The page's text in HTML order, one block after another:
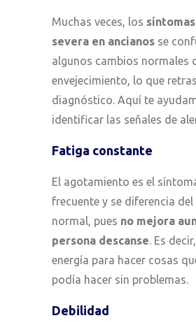
Muchas veces, los
severa en ancianos se
algunos cambios normales
envejecimiento, lo que
diagnóstico. Aquí te
identificar las señales de
Fatiga constante
El agotamiento es el
frecuente y se diferencia
normal, pues no mejora
persona descanse. Es
energía para hacer cosas
podía hacer sin problemas.
Debilidad